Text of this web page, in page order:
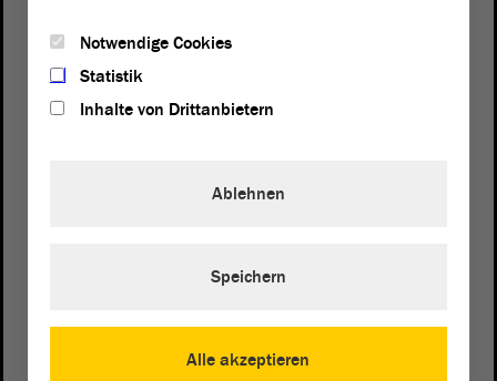
Landtagvon Sachsen-Anhalt
Notwendige Cookies
Statistik
Inhalte von Drittanbietern
Alle akzeptieren
Ablehnen
Speichern